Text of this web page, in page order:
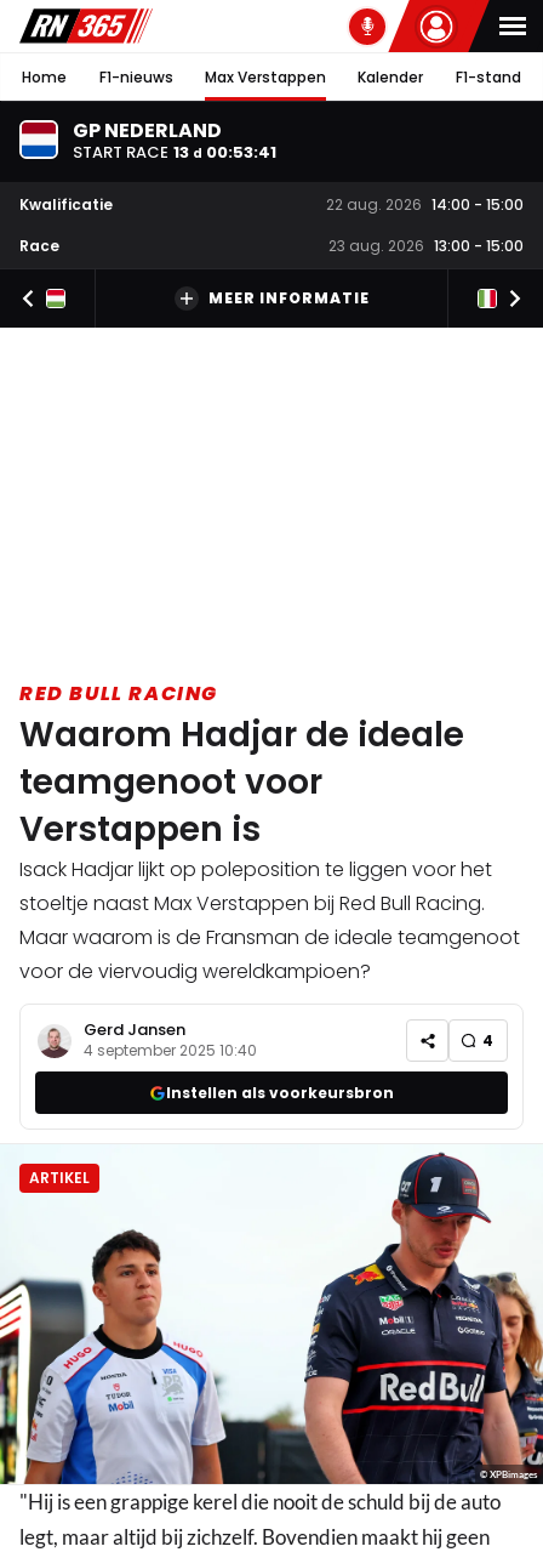
Home F1-nieuws Max Verstappen Kalender F1-stand
GP NEDERLAND
START RACE 13 d 00:53:40
Kwalificatie 22 aug. 2026 14:00 - 15:00
Race
23 aug. 2026 13:00 - 15:00
MEER INFORMATIE
RED BULL RACING
Waarom Hadjar de ideale
teamgenoot voor
Verstappen is
Isack Hadjar lijkt op poleposition te liggen voor het
stoeltje naast Max Verstappen bij Red Bull Racing.
Maar waarom is de Fransman de ideale teamgenoot
voor de viervoudig wereldkampioen?
Gerd Jansen
4 september 2025 10:40 4
Instellen als voorkeursbron
ARTIKEL
© XPBimages
"Hij is een grappige kerel die nooit de schuld bij de auto
legt, maar altijd bij zichzelf. Bovendien maakt hij geen